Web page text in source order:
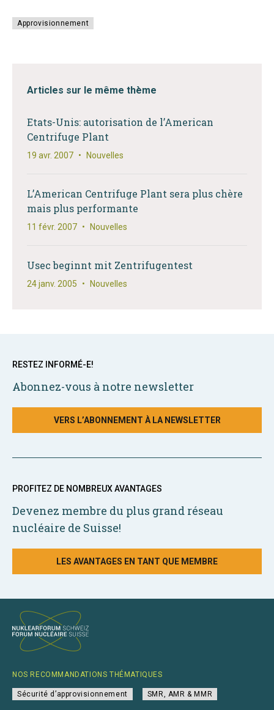
Approvisionnement
Articles sur le même thème
Etats-Unis: autorisation de l’American
Centrifuge Plant
19 avr. 2007 • Nouvelles
L’American Centrifuge Plant sera plus chère
mais plus performante
11 févr. 2007 • Nouvelles
Usec beginnt mit Zentrifugentest
24 janv. 2005 • Nouvelles
RESTEZ INFORMÉ-E!
Abonnez-vous à notre newsletter
VERS L’ABONNEMENT À LA NEWSLETTER
PROFITEZ DE NOMBREUX AVANTAGES
Devenez membre du plus grand réseau
nucléaire de Suisse!
LES AVANTAGES EN TANT QUE MEMBRE
NOS RECOMMANDATIONS THÉMATIQUES
Sécurité d’approvisionnement SMR, AMR & MMR